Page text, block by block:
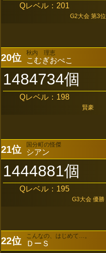
Qレベル：201
G2大会 第3位
20位 秋内 理恵
こむぎおぺこ
1484734個
Qレベル：198
賢豪
21位 国分町の怪傑
シアン
1444881個
Qレベル：195
G3大会 優勝
22位 こんなの、はじめて…。
ＤーＳ